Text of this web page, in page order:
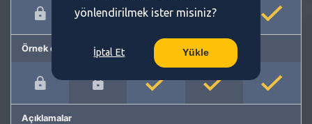
Örnek cümleler
Açıklamalar
yönlendirilmek ister misiniz?
İptal Et Yükle